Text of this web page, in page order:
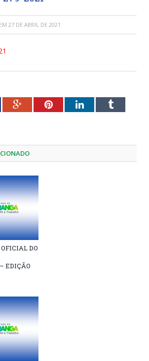
EM 27 DE ABRIL DE 2021
Google+PinterestLinkedInTumblr
DO
EDIÇÃO